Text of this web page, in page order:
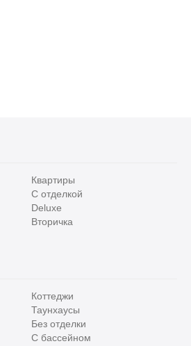
Квартиры
С отделкой
Deluxe
Вторичка
Коттеджи
Таунхаусы
Без отделки
С бассейном